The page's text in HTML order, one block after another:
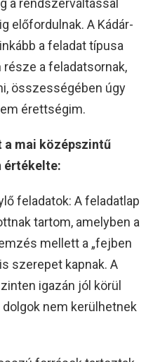
a rendszerváltással
előfordulnak. A Kádár-
a feladat típusa
a feladatsornak,
összességében úgy
érettségim.
a mai középszintű
értékelte:
feladatok: A feladatlap
tartom, amelyben a
mellett a „fejben
szerepet kapnak. A
igazán jól körül
nem kerülhetnek